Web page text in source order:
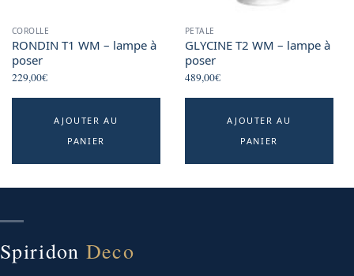
COROLLE
RONDIN T1 WM – lampe à
poser
229,00€
AJOUTER AU
PANIER
PETALE
GLYCINE T2 WM – lampe à
poser
489,00€
AJOUTER AU
PANIER
Spiridon Deco